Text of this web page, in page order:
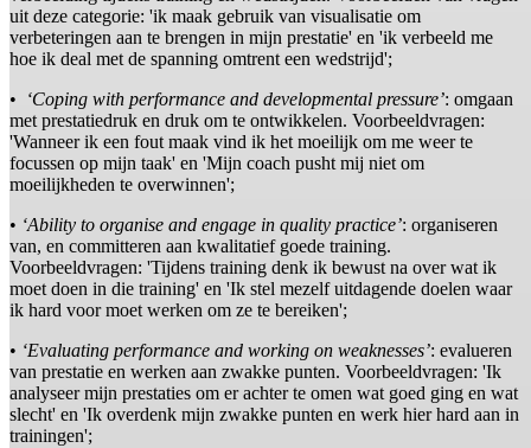
uit deze categorie: 'ik maak gebruik van visualisatie om
verbeteringen aan te brengen in mijn prestatie' en 'ik verbeeld me
hoe ik deal met de spanning omtrent een wedstrijd';
•
‘Coping with performance and developmental pressure’: omgaan
met prestatiedruk en druk om te ontwikkelen. Voorbeeldvragen:
'Wanneer ik een fout maak vind ik het moeilijk om me weer te
focussen op mijn taak' en 'Mijn coach pusht mij niet om
moeilijkheden te overwinnen';
• ‘Ability to organise and engage in quality practice’: organiseren
van, en committeren aan kwalitatief goede training.
Voorbeeldvragen: 'Tijdens training denk ik bewust na over wat ik
moet doen in die training' en 'Ik stel mezelf uitdagende doelen waar
ik hard voor moet werken om ze te bereiken';
• ‘Evaluating performance and working on weaknesses’: evalueren
van prestatie en werken aan zwakke punten. Voorbeeldvragen: 'Ik
analyseer mijn prestaties om er achter te omen wat goed ging en wat
slecht' en 'Ik overdenk mijn zwakke punten en werk hier hard aan in
trainingen';